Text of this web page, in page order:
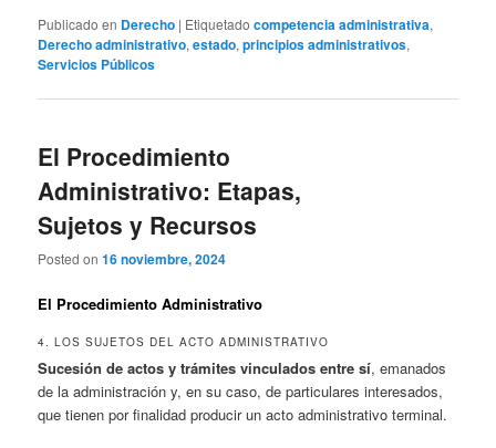
Publicado en Derecho | Etiquetado competencia administrativa,
Derecho administrativo,estado,principios administrativos,
Servicios Públicos
El Procedimiento
Administrativo: Etapas,
Sujetos y Recursos
Posted on16 noviembre, 2024
El Procedimiento Administrativo
4. LOS SUJETOS DEL ACTO ADMINISTRATIVO
Sucesión de actos y trámites vinculados entre sí, emanados
de la administración y, en su caso, de particulares interesados,
que tienen por finalidad producir un acto administrativo terminal.